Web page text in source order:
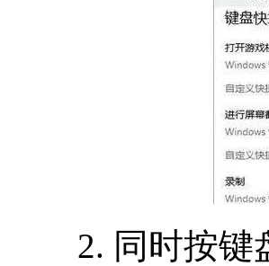
2. 同时按键盘